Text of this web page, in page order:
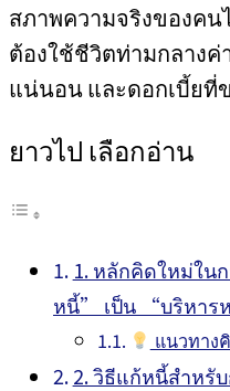
สภาพความจริงของคน
ต้องใช้ชีวิตท่ามกลางค่
แน่นอน และดอกเบี้ยที่
ยาวไป เลือกอ่าน
1. หลักคิดใหม่ใน
หนี้” เป็น “บริหาร
แนวทาง
2. วิธีแก้หนี้สำหรั